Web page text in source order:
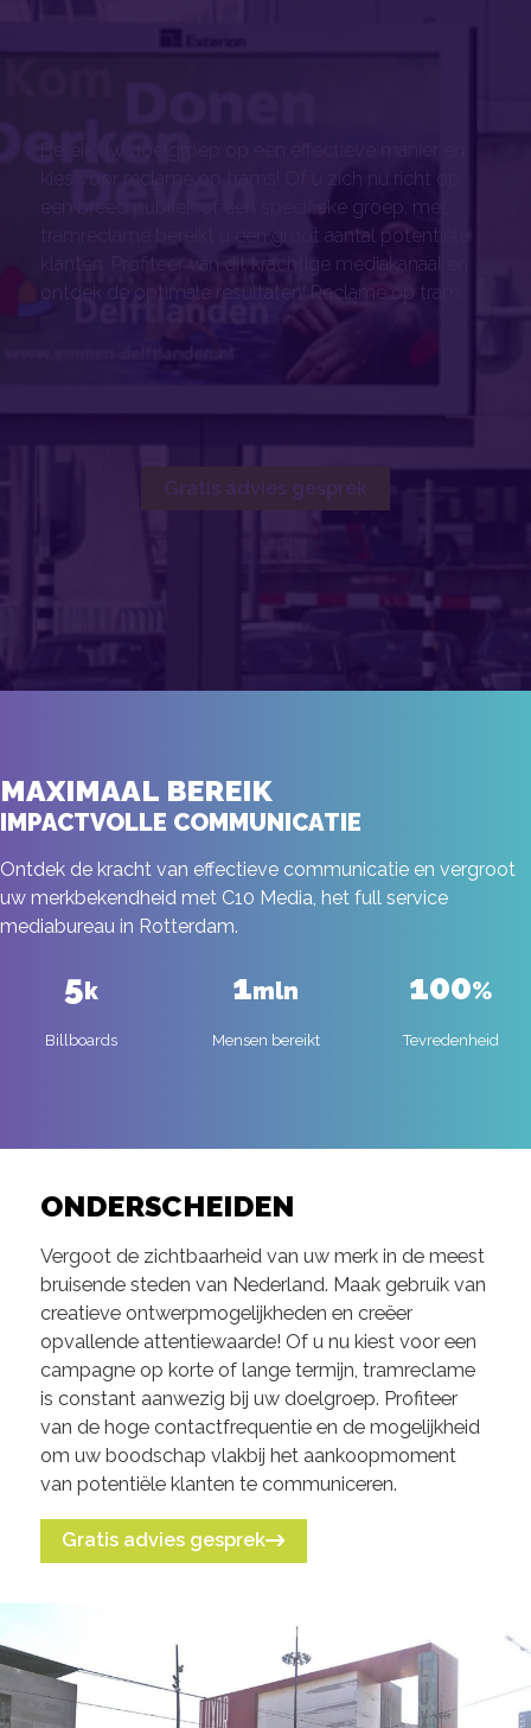
Bereik uw doelgroep op een effectieve manier en
kies voor reclame op trams! Of u zich nu richt op
een breed publiek of een specifieke groep, met
tramreclame bereikt u een groot aantal potentiële
klanten. Profiteer van dit krachtige mediakanaal en
ontdek de optimale resultaten! Reclame op tram.
Gratis advies gesprek
MAXIMAAL BEREIK
IMPACTVOLLE COMMUNICATIE
Ontdek de kracht van effectieve communicatie en vergroot
uw merkbekendheid met C10 Media, het full service
mediabureau in Rotterdam.
5k
Billboards
1mln
Mensen bereikt
100%
Tevredenheid
ONDERSCHEIDEN
Vergoot de zichtbaarheid van uw merk in de meest
bruisende steden van Nederland. Maak gebruik van
creatieve ontwerpmogelijkheden en creëer
opvallende attentiewaarde! Of u nu kiest voor een
campagne op korte of lange termijn, tramreclame
is constant aanwezig bij uw doelgroep. Profiteer
van de hoge contactfrequentie en de mogelijkheid
om uw boodschap vlakbij het aankoopmoment
van potentiële klanten te communiceren.
Gratis advies gesprek